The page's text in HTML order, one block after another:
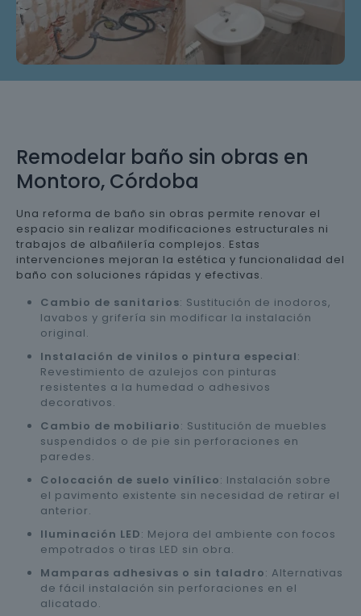
Remodelar baño sin obras en
Montoro, Córdoba
Una reforma de baño sin obras permite renovar el
espacio sin realizar modificaciones estructurales ni
trabajos de albañilería complejos. Estas
intervenciones mejoran la estética y funcionalidad del
baño con soluciones rápidas y efectivas.
Cambio de sanitarios: Sustitución de inodoros,
lavabos y grifería sin modificar la instalación
original.
Instalación de vinilos o pintura especial:
Revestimiento de azulejos con pinturas
resistentes a la humedad o adhesivos
decorativos.
Cambio de mobiliario: Sustitución de muebles
suspendidos o de pie sin perforaciones en
paredes.
Colocación de suelo vinílico: Instalación sobre
el pavimento existente sin necesidad de retirar el
anterior.
Iluminación LED: Mejora del ambiente con focos
empotrados o tiras LED sin obra.
Mamparas adhesivas o sin taladro: Alternativas
de fácil instalación sin perforaciones en el
alicatado.